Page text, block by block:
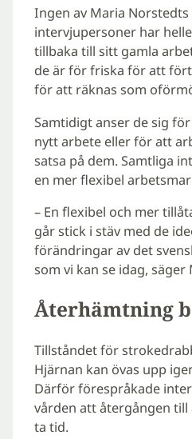
Ingen av Maria
intervjupersoner har
tillbaka till sitt gamla
de är för friska för att
för att räknas som
Samtidigt anser de sig
nytt arbete eller för att
satsa på dem. Samtliga
en mer flexibel
– En flexibel och mer
går stick i stäv med de
förändringar av det
som vi kan se idag,
Återhämtning
Tillståndet för
Hjärnan kan övas upp
Därför förespråkade
vården att återgången
ta tid.